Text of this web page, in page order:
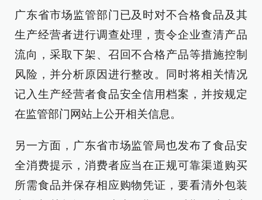
广东省市场监管部门已及时对不合格食品及其
生产经营者进行调查处理，责令企业查清产品
流向，采取下架、召回不合格产品等措施控制
风险，并分析原因进行整改。同时将相关情况
记入生产经营者食品安全信用档案，并按规定
在监管部门网站上公开相关信息。
另一方面，广东省市场监管局也发布了食品安
全消费提示，消费者应当在正规可靠渠道购买
所需食品并保存相应购物凭证，要看清外包装